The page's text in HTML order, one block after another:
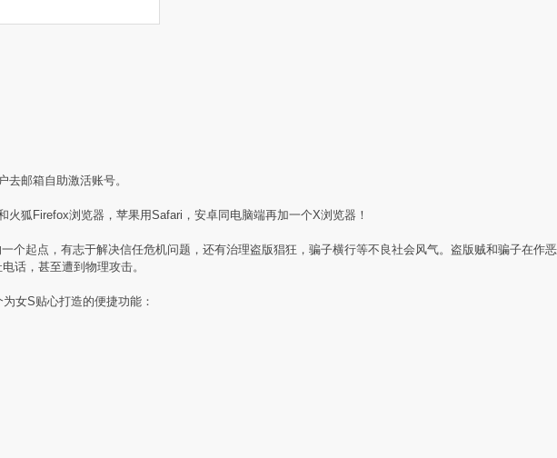
邮箱自助激活账号。
狐Firefox浏览器，苹果用Safari，安卓同电脑端再加一个X浏览器！
起点，有志于解决信任危机问题，还有治理盗版猖狂，骗子横行等不良社会风气。盗版贼和骗子在作恶
话，甚至遭到物理攻击。
女S贴心打造的便捷功能：